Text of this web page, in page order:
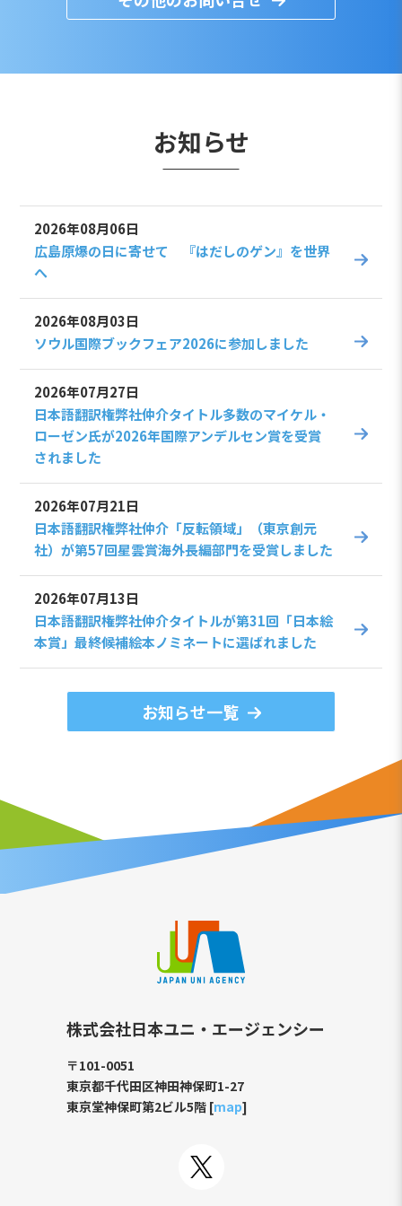
お知らせ
2026年08月06日
広島原爆の日に寄せて 『はだしのゲン』を世界
へ
2026年08月03日
ソウル国際ブックフェア2026に参加しました
2026年07月27日
日本語翻訳権弊社仲介タイトル多数のマイケル・
ローゼン氏が2026年国際アンデルセン賞を受賞
されました
2026年07月21日
日本語翻訳権弊社仲介「反転領域」（東京創元
社）が第57回星雲賞海外長編部門を受賞しました
2026年07月13日
日本語翻訳権弊社仲介タイトルが第31回「日本絵
本賞」最終候補絵本ノミネートに選ばれました
お知らせ一覧
株式会社日本ユニ・エージェンシー
〒101-0051
東京都千代田区神田神保町1-27
東京堂神保町第2ビル5階 [map]